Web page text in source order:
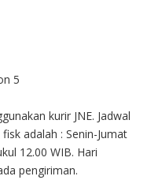
5
kurir JNE. Jadwal
adalah : Senin-Jumat
12.00 WIB. Hari
pengiriman.